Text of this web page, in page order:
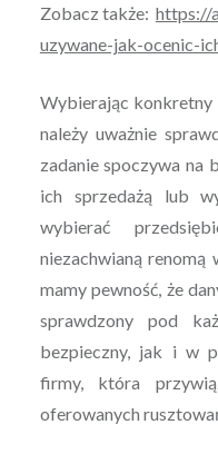
Zobacz także: https://
uzywane-jak-ocenic-
Wybierając konkretny
należy uważnie
zadanie spoczywa na
ich sprzedażą lub
wybierać
niezachwianą
mamy pewność, że
sprawdzony pod
bezpieczny, jak i w
firmy, która
oferowanych